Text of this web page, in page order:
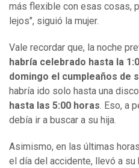
más flexible con esas cosas,
lejos", siguió la mujer.
Vale recordar que, la noche
habría celebrado hasta la
domingo el cumpleaños de
habría ido solo hasta una
hasta las 5:00 horas. Eso, a
debía ir a buscar a su hija.
Asimismo, en las últimas
el día del accidente, llevó a su